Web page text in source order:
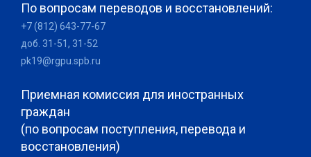
По вопросам переводов и восстановлений:
+7 (812) 643-77-67
доб. 31-51, 31-52
pk19@rgpu.spb.ru
Приемная комиссия для иностранных
граждан
(по вопросам поступления, перевода и
восстановления)